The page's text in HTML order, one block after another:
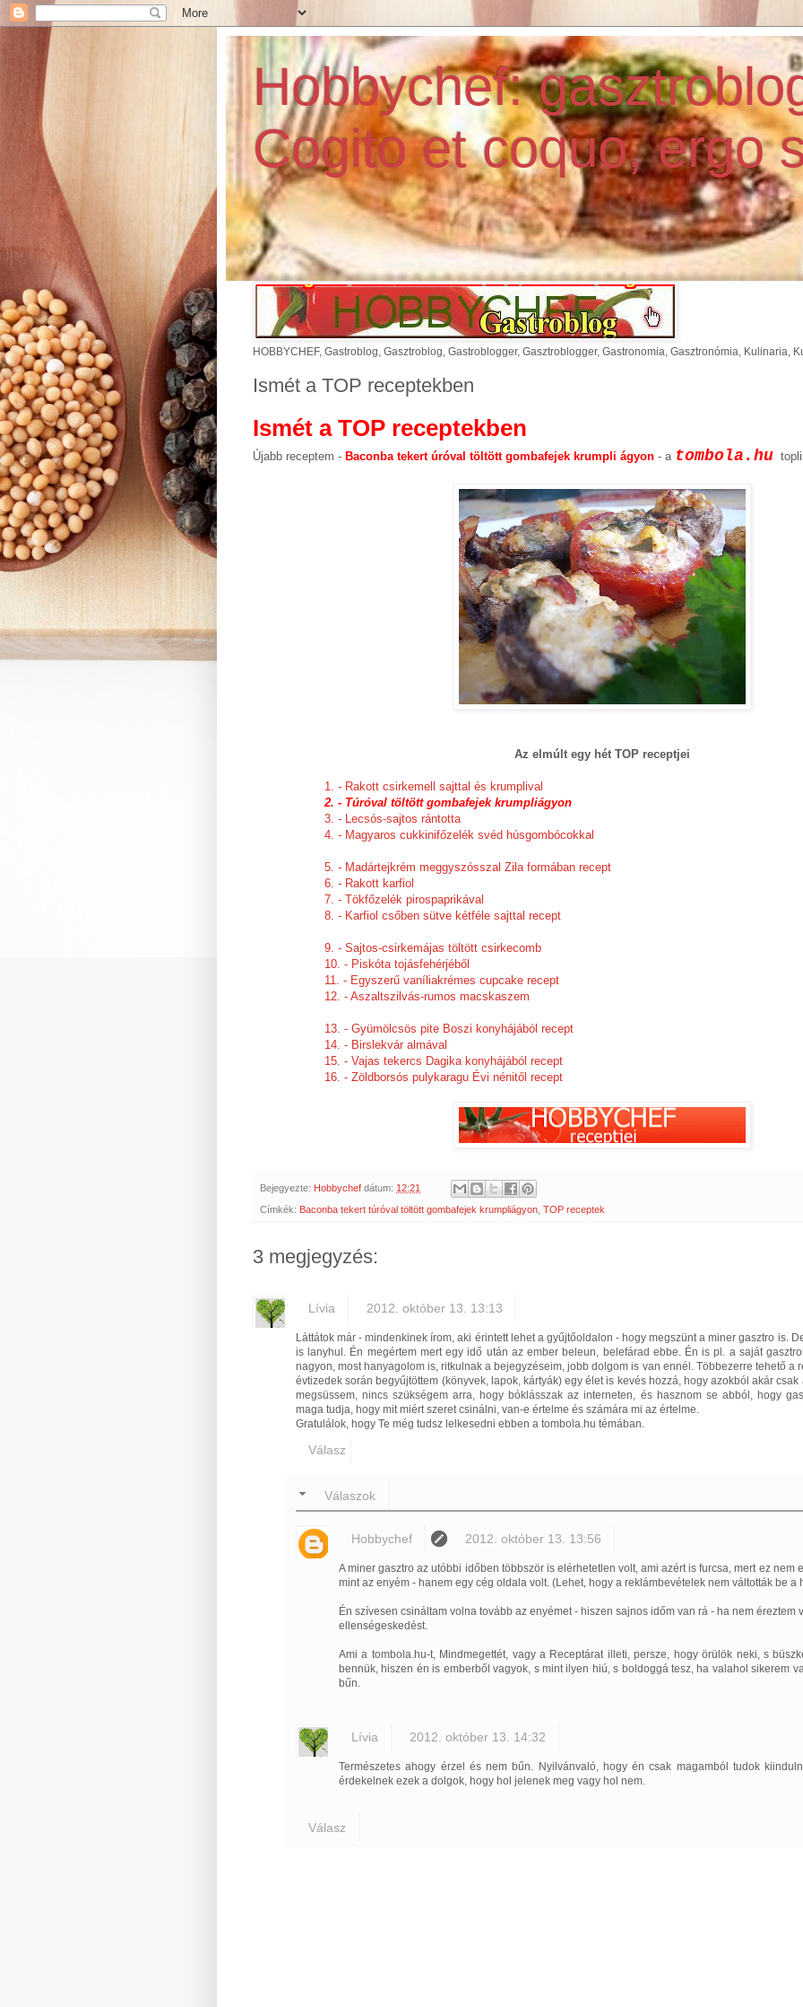
Hobbychef:
Cogito et coquo, ergo
HOBBYCHEF, Gastroblog, Gasztroblog, Gastroblogger, Gasztroblogger, Gastronomia, Gasztronómia, Kulinaria,
Ismét a TOP receptekben
Ismét a TOP receptekben
Újabb receptem - Baconba tekert úróval töltött gombafejek krumpli ágyon - a tombola.hu
Az elmúlt egy hét TOP receptjei
1. - Rakott csirkemell sajttal és krumplival
2. - Túróval töltött gombafejek krumpliágyon
3. - Lecsós-sajtos rántotta
4. - Magyaros cukkinifőzelék svéd húsgombócokkal
5. - Madártejkrém meggyszósszal Zila formában recept
6. - Rakott karfiol
7. - Tökfőzelék pirospaprikával
8. - Karfiol csőben sütve kétféle sajttal recept
9. - Sajtos-csirkemájas töltött csirkecomb
10. - Piskóta tojásfehérjéből
11. - Egyszerű vaníliakrémes cupcake recept
12. - Aszaltszilvás-rumos macskaszem
13. - Gyümölcsös pite Boszi konyhájából recept
14. - Birslekvár almával
15. - Vajas tekercs Dagika konyhájából recept
16. - Zöldborsós pulykaragu Évi nénitől recept
Bejegyezte: Hobbychef dátum: 12:21
Címkék: Baconba tekert túróval töltött gombafejek krumpliágyon TOP receptek
3 megjegyzés:
Lívia 2012. október 13. 13:13
Láttátok már - mindenkinek írom, aki érintett lehet a gyűjtőoldalon - hogy megszünt a miner gasztro is.
is lanyhul. Én megértem mert egy idő után az ember beleun, belefárad ebbe. Én is pl. a saját
nagyon, most hanyagolom is, ritkulnak a bejegyzéseim, jobb dolgom is van ennél. Többezerre tehető a
évtizedek során begyűjtöttem (könyvek, lapok, kártyák) egy élet is kevés hozzá, hogy azokból akár
megsüssem, nincs szükségem arra, hogy bóklásszak az interneten, és hasznom se abból, hogy
maga tudja, hogy mit miért szeret csinálni, van-e értelme és számára mi az értelme.
Gratulálok, hogy Te még tudsz lelkesedni ebben a tombola.hu témában.
Válasz
Válaszok
Hobbychef 2012. október 13. 13:56
A miner gasztro az utóbbi időben többször is elérhetetlen volt, ami azért is furcsa, mert ez nem
mint az enyém - hanem egy cég oldala volt. (Lehet, hogy a reklámbevételek nem váltották be a
Én szívesen csináltam volna tovább az enyémet - hiszen sajnos időm van rá - ha nem éreztem
ellenségeskedést.
Ami a tombola.hu-t, Mindmegettét, vagy a Receptárat illeti, persze, hogy örülök neki, s
bennük, hiszen én is emberből vagyok, s mint ilyen hiú, s boldoggá tesz, ha valahol sikerem
bűn.
Lívia 2012. október 13. 14:32
Természetes ahogy érzel és nem bűn. Nyilvánvaló, hogy én csak magamból tudok
érdekelnek ezek a dolgok, hogy hol jelenek meg vagy hol nem.
Válasz